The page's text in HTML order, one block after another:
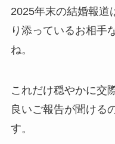
2025年末の結婚報道
り添っているお相手
ね。
これだけ穏やかに交
良いご報告が聞ける
す。